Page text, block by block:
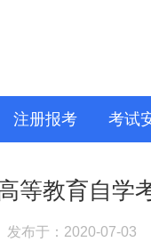
注册报考 考试
等教育自学
发布于：2020-07-03